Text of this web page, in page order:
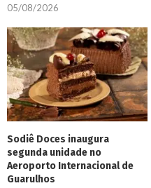
05/08/2026
Sodiê Doces inaugura
segunda unidade no
Aeroporto Internacional de
Guarulhos